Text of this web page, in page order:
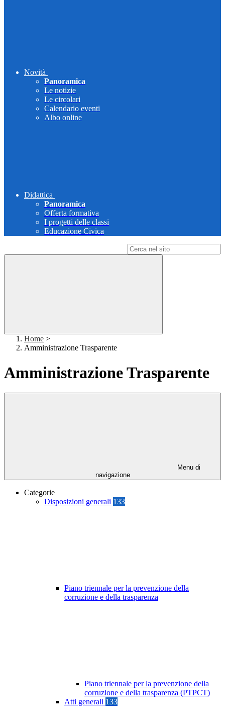
Novità
Panoramica
Le notizie
Le circolari
Calendario eventi
Albo online
Didattica
Panoramica
Offerta formativa
I progetti delle classi
Educazione Civica
Home >
Amministrazione Trasparente
Amministrazione Trasparente
Menu di
navigazione
Categorie
Disposizioni generali 133
Piano triennale per la prevenzione della
corruzione e della trasparenza
Piano triennale per la prevenzione della
corruzione e della trasparenza (PTPCT)
Atti generali 133